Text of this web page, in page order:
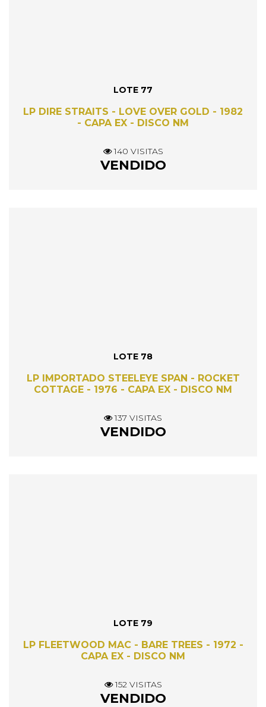
LOTE 77
LP DIRE STRAITS - LOVE OVER GOLD - 1982
- CAPA EX - DISCO NM
140 VISITAS
VENDIDO
LOTE 78
LP IMPORTADO STEELEYE SPAN - ROCKET
COTTAGE - 1976 - CAPA EX - DISCO NM
137 VISITAS
VENDIDO
LOTE 79
LP FLEETWOOD MAC - BARE TREES - 1972 -
CAPA EX - DISCO NM
152 VISITAS
VENDIDO